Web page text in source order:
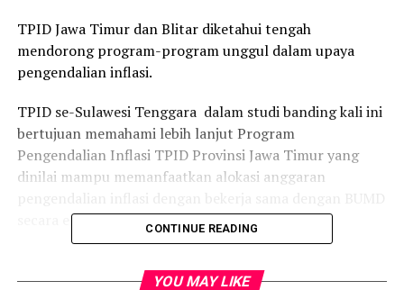
TPID Jawa Timur dan Blitar diketahui tengah
mendorong program-program unggul dalam upaya
pengendalian inflasi.
TPID se-Sulawesi Tenggara dalam studi banding kali ini
bertujuan memahami lebih lanjut Program
Pengendalian Inflasi TPID Provinsi Jawa Timur yang
dinilai mampu memanfaatkan alokasi anggaran
secara efektif.
TPID Award 2021 sebagai salah satu Kabupaten/Kota
CONTINUE READING
YOU MAY LIKE